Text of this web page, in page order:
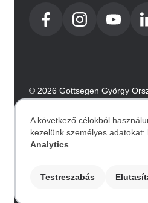
© 2026 Gottsegen György
Intézet. Minden jog fenntartva.
adatok
A következő célokból
kezelünk személyes adatokat:
Analytics
Testreszabás